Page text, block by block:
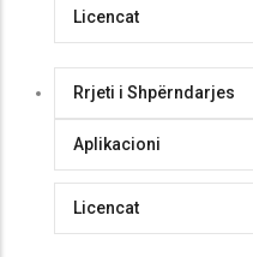
Licencat
Rrjeti i Shpërndarjes
Aplikacioni
Licencat